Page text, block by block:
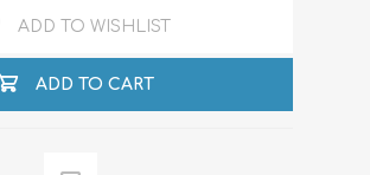
ADD TO WISHLIST
ADD TO CART